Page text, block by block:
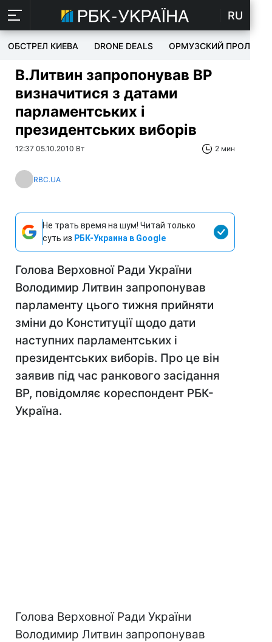
RU
ОБСТРЕЛ КИЕВА DRONE DEALS ОРМУЗСКИЙ ПРОЛИВ
В.Литвин запропонував ВР
визначитися з датами
парламентських і
президентських виборів
12:37 05.10.2010 Вт 2 мин
RBC.UA
Не трать время на шум! Читай только
суть из РБК-Украина в Google
Голова Верховної Ради України
Володимир Литвин запропонував
парламенту цього тижня прийняти
зміни до Конституції щодо дати
наступних парламентських і
президентських виборів. Про це він
заявив під час ранкового засідання
ВР, повідомляє кореспондент РБК-
Україна.
Голова Верховної Ради України
Володимир Литвин запропонував